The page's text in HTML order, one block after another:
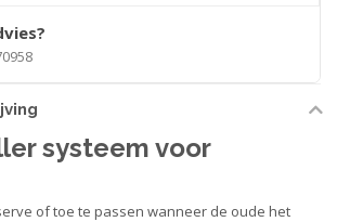
systeem voor
of toe te passen wanneer de oude het